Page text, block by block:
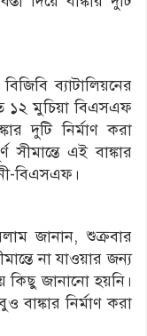
ব্যাটালিয়নের
১২ মুচিয়া বিএসএফ
দুটি নির্মাণ করা
সীমান্তে এই বাঙ্কার
বিএসএফ।
জানান, শুক্রবার
না যাওয়ার জন্য
কিছু জানানো হয়নি।
বাঙ্কার নির্মাণ করা